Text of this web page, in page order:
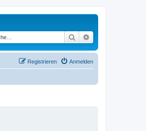
Suche
Anmelden
Registrieren